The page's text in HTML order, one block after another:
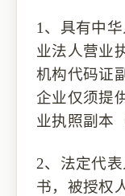
1、 具有中
业法人营业
机构代码证
企业仅须提
业执照副本
2、 法定代
书， 被授权